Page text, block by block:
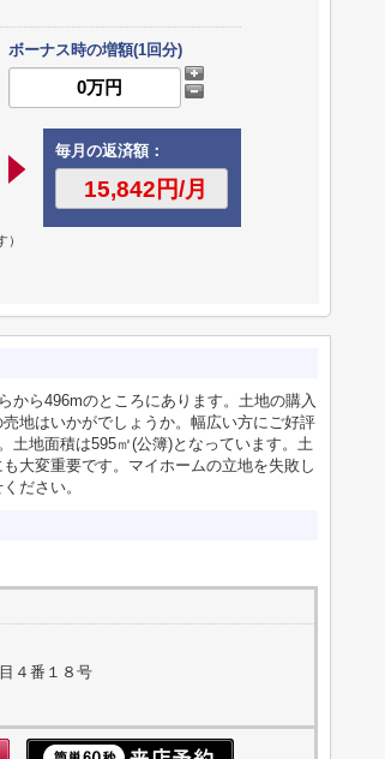
ボーナス時の増額(1回分)
毎月の返済額：
から496mのところにあります。土地の購入
地はいかがでしょうか。幅広い方にご好評
土地面積は595㎡(公簿)となっています。土
大変重要です。マイホームの立地を失敗し
ださい。
４番１８号